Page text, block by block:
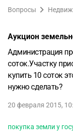
Вопросы
Аукцион
Администрация
соток.Участку
купить 10 соток
нужно сделать?
20 февраля 2015,
покупка земли у